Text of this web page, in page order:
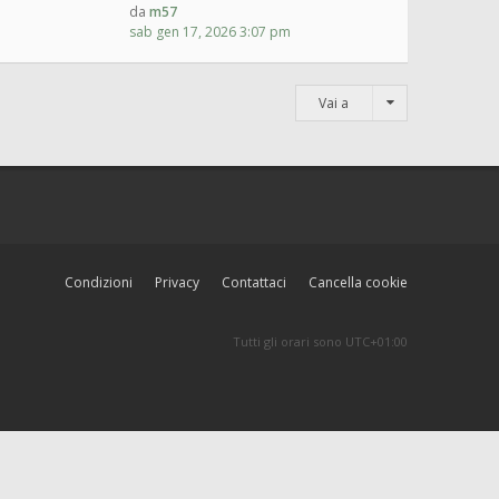
da m57
sab gen 17, 2026 3:07 pm
Vai a
Cancella cookie
Contattaci
Privacy
Condizioni
Tutti gli orari sono UTC+01:00